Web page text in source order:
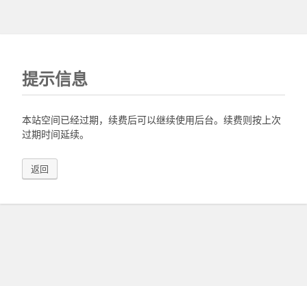
提示信息
本站空间已经过期，续费后可以继续使用后台。续费则按上次
过期时间延续。
返回